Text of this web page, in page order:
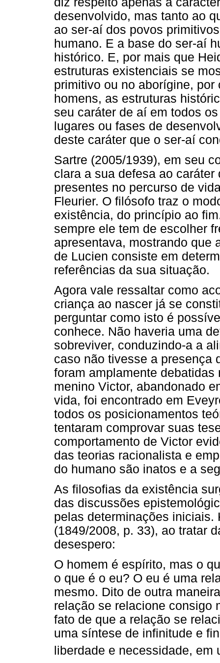
desenvolvido, mas tanto ao
ao ser-aí dos povos
humano. E a base do ser-aí
histórico. E, por mais que
estruturas existenciais se
primitivo ou no aborígine,
homens, as estruturas
seu caráter de aí em todos
lugares ou fases de
deste caráter que o ser-aí
Sartre (2005/1939), em seu
clara a sua defesa ao
presentes no percurso de
Fleurier. O filósofo traz o
existência, do princípio ao
sempre ele tem de escolher
apresentava, mostrando que
de Lucien consiste em
referências da sua situação.
Agora vale ressaltar como
criança ao nascer já se
perguntar como isto é
conhece. Não haveria uma
sobreviver, conduzindo-a a
caso não tivesse a presença
foram amplamente
menino Victor, abandonado
vida, foi encontrado em
todos os posicionamentos
tentaram comprovar suas
comportamento de Victor
das teorias racionalista e
do humano são inatos e a
As filosofias da existência
das discussões
pelas determinações
(1849/2008, p. 33), ao tratar
desespero:
O homem é espírito, mas o
o que é o eu? O eu é uma
mesmo. Dito de outra
relação se relacione consigo
fato de que a relação se
uma síntese de infinitude e
liberdade e necessidade, em